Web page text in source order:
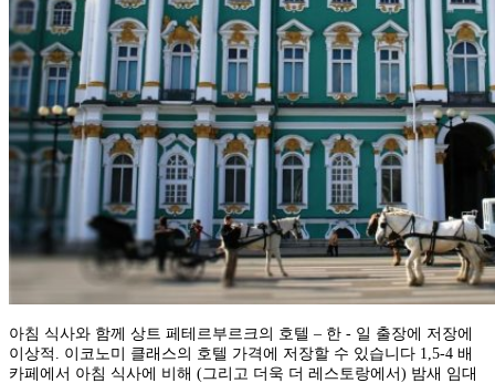
아침 식사와 함께 상트 페테르부르크의 호텔 – 한 - 일 출장에 저장에
이상적. 이코노미 클래스의 호텔 가격에 저장할 수 있습니다 1,5-4 배
카페에서 아침 식사에 비해 (그리고 더욱 더 레스토랑에서) 밤새 임대